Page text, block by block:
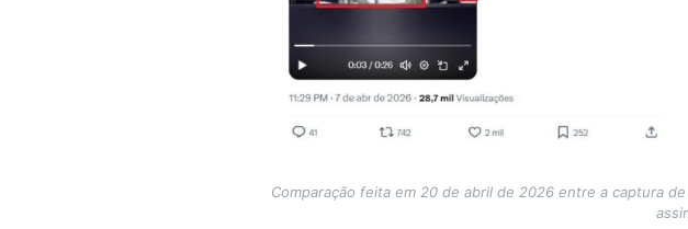
Comparação feita em 20 de abril de 2026 entre a captura